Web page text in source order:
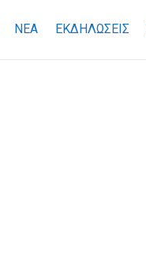
ΝΕΑ ΕΚΔΗΛΩΣΕΙΣ